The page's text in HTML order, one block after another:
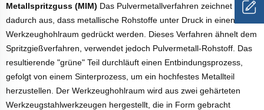
Metallspritzguss (MIM) Das Pulvermetallverfahren zeichnet sich
dadurch aus, dass metallische Rohstoffe unter Druck in einen
Werkzeughohlraum gedrückt werden. Dieses Verfahren ähnelt dem
Spritzgießverfahren, verwendet jedoch Pulvermetall-Rohstoff. Das
resultierende "grüne" Teil durchläuft einen Entbindungsprozess,
gefolgt von einem Sinterprozess, um ein hochfestes Metallteil
herzustellen. Der Werkzeughohlraum wird aus zwei gehärteten
Werkzeugstahlwerkzeugen hergestellt, die in Form gebracht